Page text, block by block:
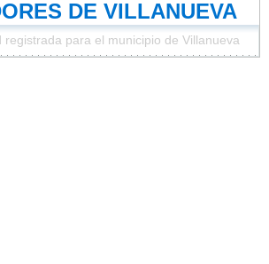
DE VILLANUEVA
registrada para el municipio de Villanueva